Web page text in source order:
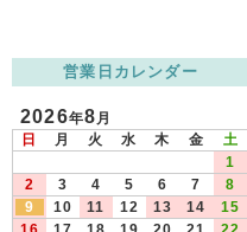
営業日カレンダー
2026年8月
日
月 火 水 木 金
土
1
2
3 4 5 6 7
8
9
10 11 12 13 14
15